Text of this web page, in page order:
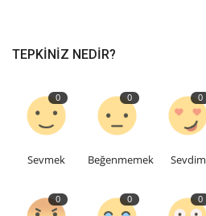
English Turkish
TEPKINIZ NEDIR?
0
Sevmek
0
Beğenmemek
0
Sevdim
0 0 0